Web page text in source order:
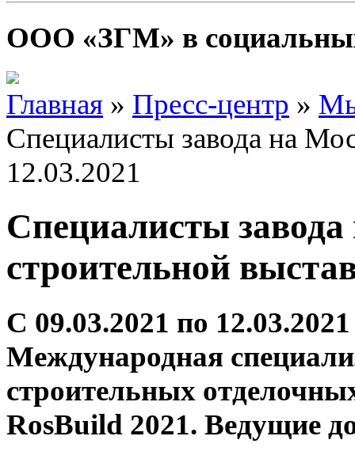
ООО «ЗГМ» в
Главная » Пресс-центр »
Специалисты завода на
12.03.2021
Специалисты
строительной
C 09.03.2021 по
Международная
строительных
RosBuild 2021. Ведущие